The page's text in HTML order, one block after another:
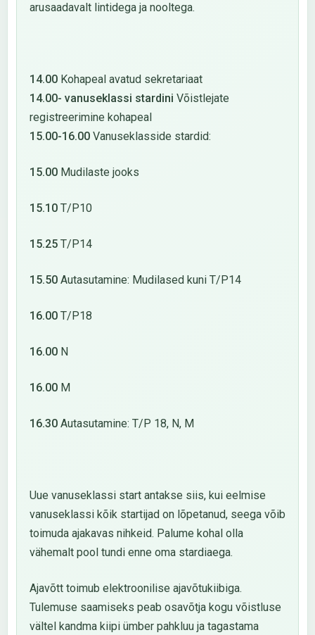
arusaadavalt lintidega ja nooltega.
14.00 Kohapeal avatud sekretariaat
14.00- vanuseklassi stardini Võistlejate
registreerimine kohapeal
15.00-16.00 Vanuseklasside stardid:
15.00 Mudilaste jooks
15.10 T/P10
15.25 T/P14
15.50 Autasutamine: Mudilased kuni T/P14
16.00 T/P18
16.00 N
16.00 M
16.30 Autasutamine: T/P 18, N, M
Uue vanuseklassi start antakse siis, kui eelmise
vanuseklassi kõik startijad on lõpetanud, seega võib
toimuda ajakavas nihkeid. Palume kohal olla
vähemalt pool tundi enne oma stardiaega.
Ajavõtt toimub elektroonilise ajavõtukiibiga.
Tulemuse saamiseks peab osavõtja kogu võistluse
vältel kandma kiipi ümber pahkluu ja tagastama